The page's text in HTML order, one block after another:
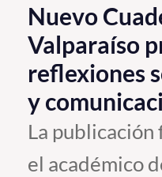
La Universidad
Investigación, Creación
PUCV Internacional
Vinculación con el Medio
Admisión
Nuevo
Valparaíso
reflexiones
y
La
el académico